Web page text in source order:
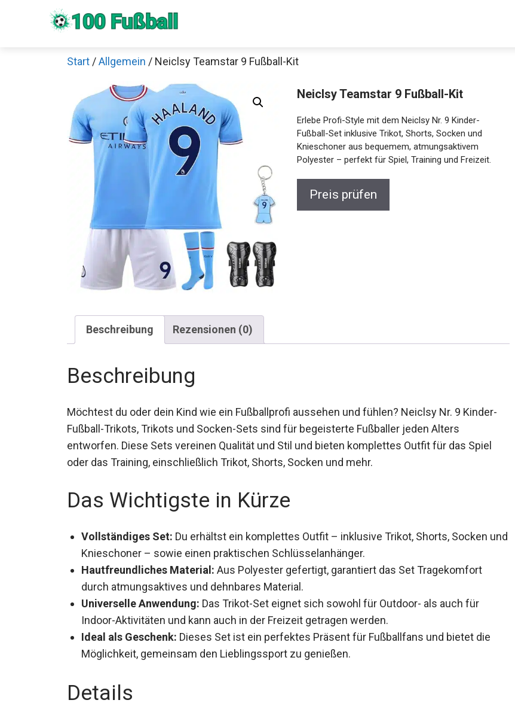
Start /Allgemein / Neiclsy Teamstar 9 Fußball-Kit
Neiclsy Teamstar 9 Fußball-Kit
Erlebe Profi-Style mit dem Neiclsy Nr. 9 Kinder-
Fußball-Set inklusive Trikot, Shorts, Socken und
Knieschoner aus bequemem, atmungsaktivem
Polyester – perfekt für Spiel, Training und Freizeit.
Preis prüfen
Beschreibung Rezensionen (0)
Beschreibung
Möchtest du oder dein Kind wie ein Fußballprofi aussehen und fühlen? Neiclsy Nr. 9 Kinder-
Fußball-Trikots, Trikots und Socken-Sets sind für begeisterte Fußballer jeden Alters
entworfen. Diese Sets vereinen Qualität und Stil und bieten komplettes Outfit für das Spiel
oder das Training, einschließlich Trikot, Shorts, Socken und mehr.
Das Wichtigste in Kürze
Vollständiges Set: Du erhältst ein komplettes Outfit – inklusive Trikot, Shorts, Socken
und Knieschoner – sowie einen praktischen Schlüsselanhänger.
Hautfreundliches Material: Aus Polyester gefertigt, garantiert das Set Tragekomfort
durch atmungsaktives und dehnbares Material.
Universelle Anwendung: Das Trikot-Set eignet sich sowohl für Outdoor- als auch für
Indoor-Aktivitäten und kann auch in der Freizeit getragen werden.
Ideal als Geschenk: Dieses Set ist ein perfektes Präsent für Fußballfans und bietet die
Möglichkeit, gemeinsam den Lieblingssport zu genießen.
Details
Jetzt anschauen